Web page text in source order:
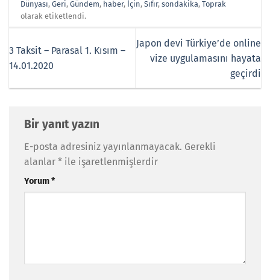
Dünyası,Geri,Gündem, haber, İçin,Sıfır,sondakika,Toprak
olarak etiketlendi.
3 Taksit – Parasal 1. Kısım –
14.01.2020
Japon devi Türkiye’de online
vize uygulamasını hayata
geçirdi
Bir yanıt yazın
E-posta adresiniz yayınlanmayacak. Gerekli
alanlar * ile işaretlenmişlerdir
Yorum*